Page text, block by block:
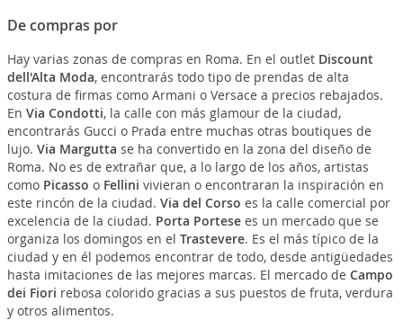
De compras por
Hay varias zonas de compras en Roma. En el outlet Discount
dell'Alta Moda, encontrarás todo tipo de prendas de alta
costura de firmas como Armani o Versace a precios rebajados.
En Via Condotti, la calle con más glamour de la ciudad,
encontrarás Gucci o Prada entre muchas otras boutiques de
lujo. Via Margutta se ha convertido en la zona del diseño de
Roma. No es de extrañar que, a lo largo de los años, artistas
como Picasso o Fellini vivieran o encontraran la inspiración en
este rincón de la ciudad. Via del Corso es la calle comercial por
excelencia de la ciudad. Porta Portesees un mercado que se
organiza los domingos en el Trastevere. Es el más típico de la
ciudad y en él podemos encontrar de todo, desde antigüedades
hasta imitaciones de las mejores marcas. El mercado de Campo
dei Fiori rebosa colorido gracias a sus puestos de fruta, verdura
y otros alimentos.